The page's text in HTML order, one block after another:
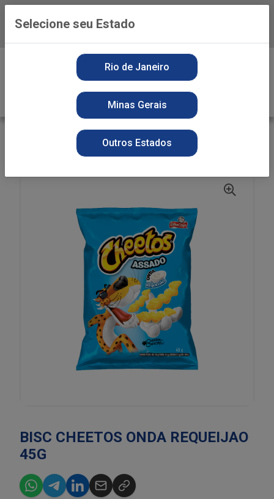
Baixe já o APP da Playvender
SNACKS
SECOS
BISC CHEETOS ONDA REQUEIJAO 45G
BISC CHEETOS ONDA REQUEIJAO
45G
Selecione seu Estado
Rio de Janeiro
Minas Gerais
Outros Estados